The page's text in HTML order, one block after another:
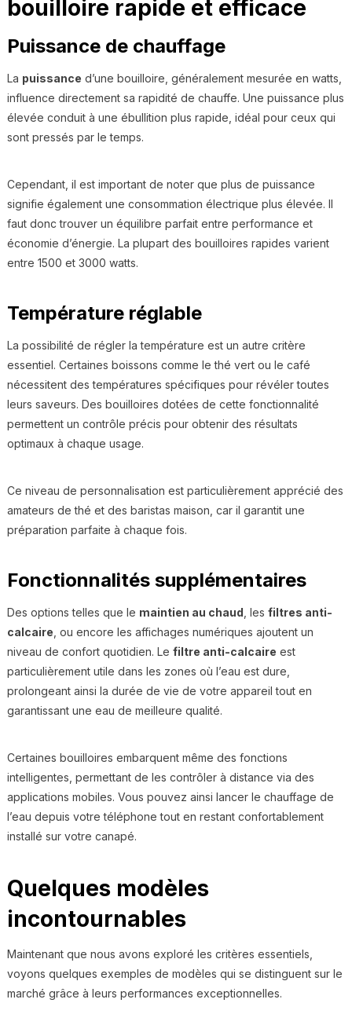
bouilloire rapide et efficace
Puissance de chauffage
La puissance d’une bouilloire, généralement mesurée en watts,
influence directement sa rapidité de chauffe. Une puissance plus
élevée conduit à une ébullition plus rapide, idéal pour ceux qui
sont pressés par le temps.
Cependant, il est important de noter que plus de puissance
signifie également une consommation électrique plus élevée. Il
faut donc trouver un équilibre parfait entre performance et
économie d’énergie. La plupart des bouilloires rapides varient
entre 1500 et 3000 watts.
Température réglable
La possibilité de régler la température est un autre critère
essentiel. Certaines boissons comme le thé vert ou le café
nécessitent des températures spécifiques pour révéler toutes
leurs saveurs. Des bouilloires dotées de cette fonctionnalité
permettent un contrôle précis pour obtenir des résultats
optimaux à chaque usage.
Ce niveau de personnalisation est particulièrement apprécié des
amateurs de thé et des baristas maison, car il garantit une
préparation parfaite à chaque fois.
Fonctionnalités supplémentaires
Des options telles que le maintien au chaud , les filtres anti-
calcaire , ou encore les affichages numériques ajoutent un
niveau de confort quotidien. Le filtre anti-calcaire est
particulièrement utile dans les zones où l’eau est dure,
prolongeant ainsi la durée de vie de votre appareil tout en
garantissant une eau de meilleure qualité.
Certaines bouilloires embarquent même des fonctions
intelligentes, permettant de les contrôler à distance via des
applications mobiles. Vous pouvez ainsi lancer le chauffage de
l’eau depuis votre téléphone tout en restant confortablement
installé sur votre canapé.
Quelques modèles
incontournables
Maintenant que nous avons exploré les critères essentiels,
voyons quelques exemples de modèles qui se distinguent sur le
marché grâce à leurs performances exceptionnelles.